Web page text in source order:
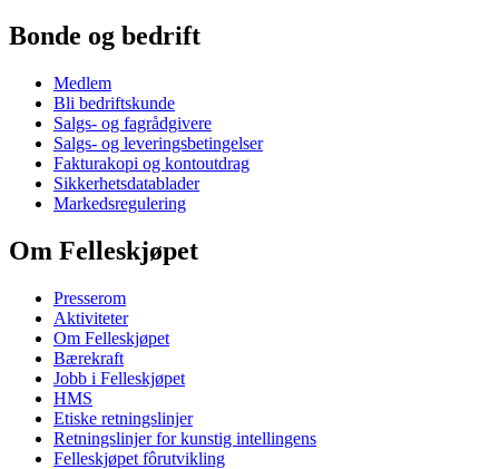
Bonde og bedrift
Medlem
Bli bedriftskunde
Salgs- og fagrådgivere
Salgs- og leveringsbetingelser
Fakturakopi og kontoutdrag
Sikkerhetsdatablader
Markedsregulering
Om Felleskjøpet
Presserom
Aktiviteter
Om Felleskjøpet
Bærekraft
Jobb i Felleskjøpet
HMS
Etiske retningslinjer
Retningslinjer for kunstig intellingens
Felleskjøpet fôrutvikling